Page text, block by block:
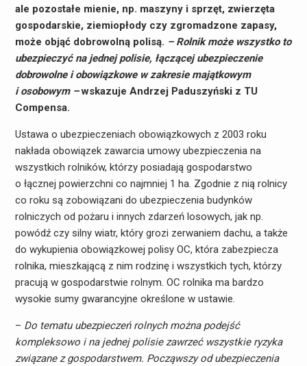
ale pozostałe mienie, np. maszyny i sprzęt, zwierzęta
gospodarskie, ziemiopłody czy zgromadzone zapasy,
może objąć dobrowolną polisą. – Rolnik może wszystko to
ubezpieczyć na jednej polisie, łączącej ubezpieczenie
dobrowolne i obowiązkowe w zakresie majątkowym
i osobowym –wskazuje Andrzej Paduszyński z TU
Compensa.
Ustawa o ubezpieczeniach obowiązkowych z 2003 roku
nakłada obowiązek zawarcia umowy ubezpieczenia na
wszystkich rolników, którzy posiadają gospodarstwo
o łącznej powierzchni co najmniej 1 ha. Zgodnie z nią rolnicy
co roku są zobowiązani do ubezpieczenia budynków
rolniczych od pożaru i innych zdarzeń losowych, jak np.
powódź czy silny wiatr, który grozi zerwaniem dachu, a także
do wykupienia obowiązkowej polisy OC, która zabezpiecza
rolnika, mieszkającą z nim rodzinę i wszystkich tych, którzy
pracują w gospodarstwie rolnym. OC rolnika ma bardzo
wysokie sumy gwarancyjne określone w ustawie.
– Do tematu ubezpieczeń rolnych można podejść
kompleksowo i na jednej polisie zawrzeć wszystkie ryzyka
związane z gospodarstwem. Począwszy od ubezpieczenia